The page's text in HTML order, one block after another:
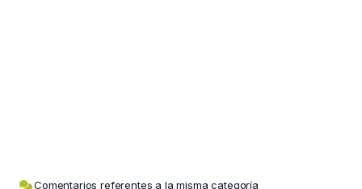
Comentarios referentes a la misma categoría